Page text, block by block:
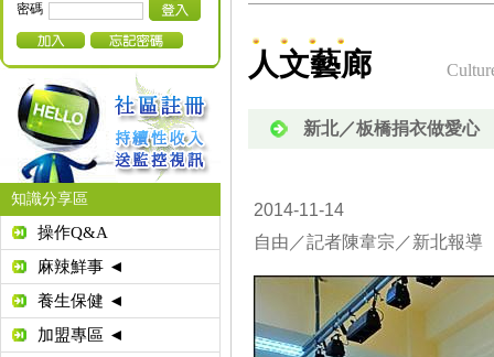
密碼
知識分享區
操作Q&A
麻辣鮮事 ◄
養生保健 ◄
加盟專區 ◄
人文藝廊
新北／板橋捐衣做愛心
2014-11-14
自由／記者陳韋宗／新北報導